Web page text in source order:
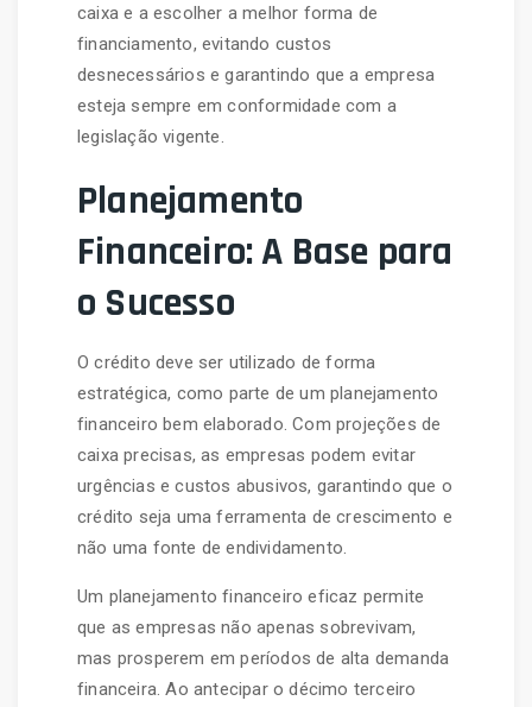
caixa e a escolher a melhor forma de
financiamento, evitando custos
desnecessários e garantindo que a empresa
esteja sempre em conformidade com a
legislação vigente.
Planejamento
Financeiro: A Base para
o Sucesso
O crédito deve ser utilizado de forma
estratégica, como parte de um planejamento
financeiro bem elaborado. Com projeções de
caixa precisas, as empresas podem evitar
urgências e custos abusivos, garantindo que o
crédito seja uma ferramenta de crescimento e
não uma fonte de endividamento.
Um planejamento financeiro eficaz permite
que as empresas não apenas sobrevivam,
mas prosperem em períodos de alta demanda
financeira. Ao antecipar o décimo terceiro